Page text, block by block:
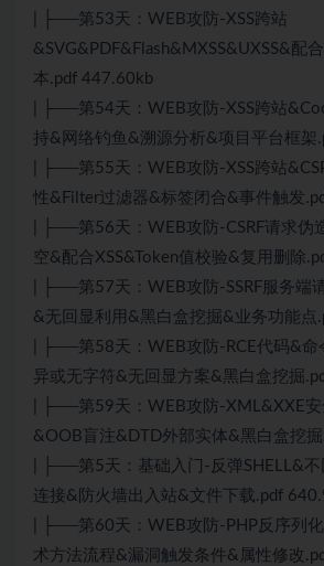
| ├──第53天：WEB攻防-XSS跨站
&SVG&PDF&Flash&MXSS&UXSS&配
本.pdf 447.60kb
| ├──第54天：WEB攻防-XSS跨站
持&网络钓鱼&溯源分析&项目平台框
| ├──第55天：WEB攻防-XSS跨站
性&Filter过滤器&标签闭合&事件触发
| ├──第56天：WEB攻防-CSRF请求伪
空&配合XSS&Token值校验&复用删除
| ├──第57天：WEB攻防-SSRF服务端
&无回显利用&黑白盒挖掘&业务功能
| ├──第58天：WEB攻防-RCE代码&
异或无字符&无回显方案&黑白盒挖掘
| ├──第59天：WEB攻防-XML&XXE
&OOB盲注&DTD外部实体&黑白盒挖
| ├──第5天：基础入门-反弹SHELL&
连接&防火墙出入站&文件下载.pdf
| ├──第60天：WEB攻防-PHP反序列
术方法流程&漏洞触发条件&属性修改